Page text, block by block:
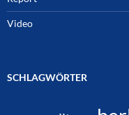
Video
SCHLAGWÖRTER